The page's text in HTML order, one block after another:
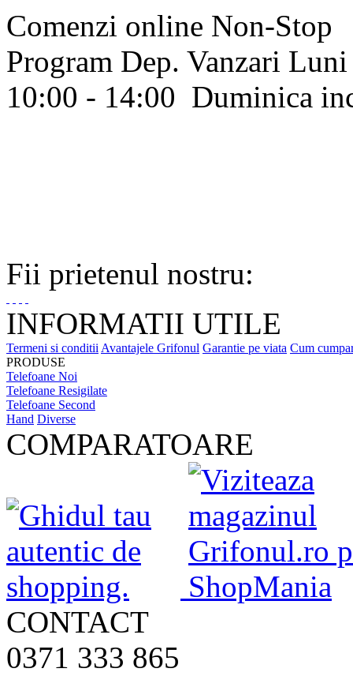
Comenzi online Non-Stop
Program Dep. Vanzari Luni
10:00 - 14:00 Duminica
Fii prietenul nostru:
INFORMATII UTILE
Termeni si conditii Avantajele Grifonul Garantie pe viata Cum
PRODUSE
Telefoane Noi
Telefoane Resigilate
Telefoane Second
Hand Diverse
COMPARATOARE
CONTACT
0371 333 865